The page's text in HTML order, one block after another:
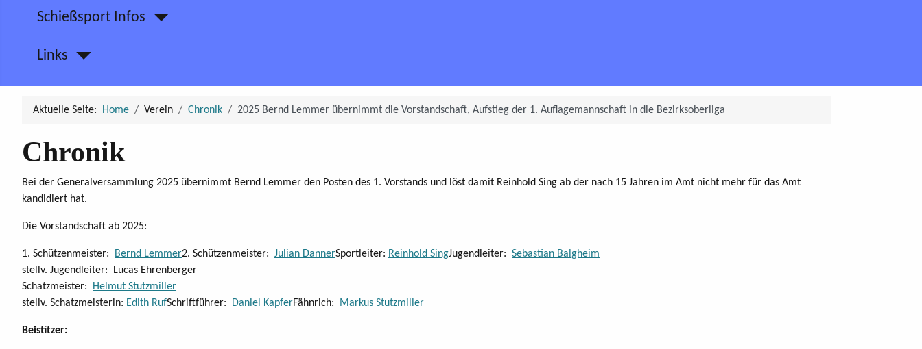
Schießsport Infos
Links
Aktuelle Seite: Home Verein Chronik 2025 Bernd Lemmer übernimmt die Vorstandschaft, Aufstieg der 1. Auflagemannschaft in die Bezirksoberliga
Chronik
Bei der Generalversammlung 2025 übernimmt Bernd Lemmer den Posten des 1. Vorstands und löst damit Reinhold Sing ab der nach 15 Jahren im Amt nicht mehr für das Amt
kandidiert hat.
Die Vorstandschaft ab 2025:
1. Schützenmeister: Bernd Lemmer2. Schützenmeister: Julian DannerSportleiter: Reinhold SingJugendleiter: Sebastian Balgheim
stellv. Jugendleiter: Lucas Ehrenberger
Schatzmeister:
Helmut Stutzmiller
stellv. Schatzmeisterin: Edith RufSchriftführer: Daniel KapferFähnrich: Markus Stutzmiller
Beistítzer: